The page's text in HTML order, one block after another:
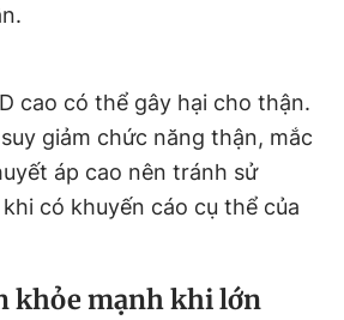
cao có thể gây hại cho thận.
giảm chức năng thận, mắc
áp cao nên tránh sử
có khuyến cáo cụ thể của
khỏe mạnh khi lớn